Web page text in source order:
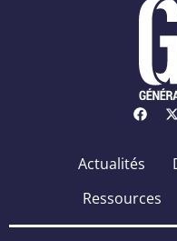
Actualités
Ressources